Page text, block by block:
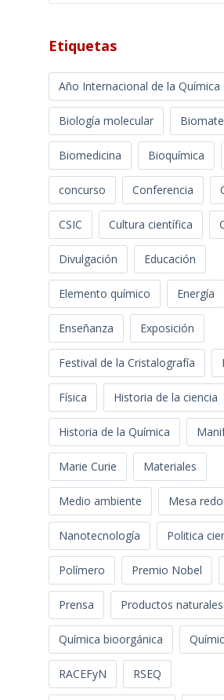
Etiquetas
Año Internacional de la Química
Biología molecular
Biomedicina Bioquímica
concurso Conferencia
CSIC Cultura científica
Divulgación Educación
Elemento químico Energía
Enseñanza Exposición
Festival de la Cristalografía
Física Historia de la ciencia
Historia de la Química
Marie Curie Materiales
Medio ambiente Mesa
Nanotecnología Politica
Polímero Premio Nobel
Prensa Productos naturales
Química bioorgánica
RACEFyN RSEQ